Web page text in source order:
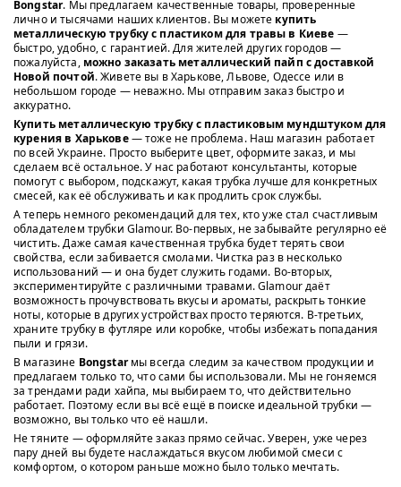
Bongstar. Мы предлагаем качественные товары, проверенные
лично и тысячами наших клиентов. Вы можете купить
металлическую трубку с пластиком для травы в Киеве —
быстро, удобно, с гарантией. Для жителей других городов —
пожалуйста, можно заказать металлический пайп с доставкой
Новой почтой. Живете вы в Харькове, Львове, Одессе или в
небольшом городе — неважно. Мы отправим заказ быстро и
аккуратно.
Купить металлическую трубку с пластиковым мундштуком для
курения в Харькове— тоже не проблема. Наш магазин работает
по всей Украине. Просто выберите цвет, оформите заказ, и мы
сделаем всё остальное. У нас работают консультанты, которые
помогут с выбором, подскажут, какая трубка лучше для конкретных
смесей, как её обслуживать и как продлить срок службы.
А теперь немного рекомендаций для тех, кто уже стал счастливым
обладателем трубки Glamour. Во-первых, не забывайте регулярно её
чистить. Даже самая качественная трубка будет терять свои
свойства, если забивается смолами. Чистка раз в несколько
использований — и она будет служить годами. Во-вторых,
экспериментируйте с различными травами. Glamour даёт
возможность прочувствовать вкусы и ароматы, раскрыть тонкие
ноты, которые в других устройствах просто теряются. В-третьих,
храните трубку в футляре или коробке, чтобы избежать попадания
пыли и грязи.
В магазине Bongstarмы всегда следим за качеством продукции и
предлагаем только то, что сами бы использовали. Мы не гоняемся
за трендами ради хайпа, мы выбираем то, что действительно
работает. Поэтому если вы всё ещё в поиске идеальной трубки —
возможно, вы только что её нашли.
Не тяните — оформляйте заказ прямо сейчас. Уверен, уже через
пару дней вы будете наслаждаться вкусом любимой смеси с
комфортом, о котором раньше можно было только мечтать.